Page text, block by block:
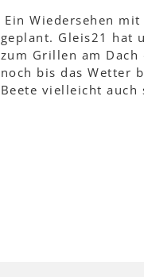
Ein Wiedersehen
geplant. Gleis21 hat
zum Grillen am
noch bis das Wetter
Beete vielleicht auch